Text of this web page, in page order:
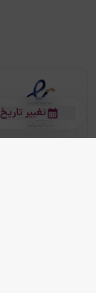
تغییر تاریخ